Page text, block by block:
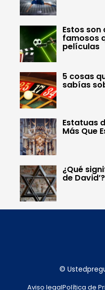
Estos
famosos
películas
5 cosas
sabías
Estatuas
Más Que
¿Qué
de David’?
©
Aviso legalPolítica de